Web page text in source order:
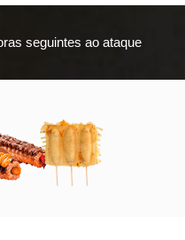
seguintes ao ataque